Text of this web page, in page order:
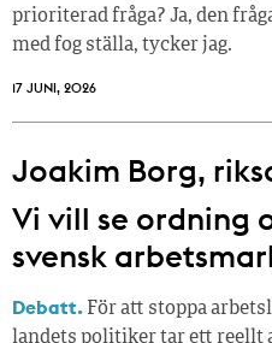
prioriterad fråga? Ja, den
med fog ställa, tycker jag.
17 JUNI, 2026
Joakim Borg,
Vi vill se ordning
svensk
Debatt. För att stoppa
landets politiker tar ett reellt